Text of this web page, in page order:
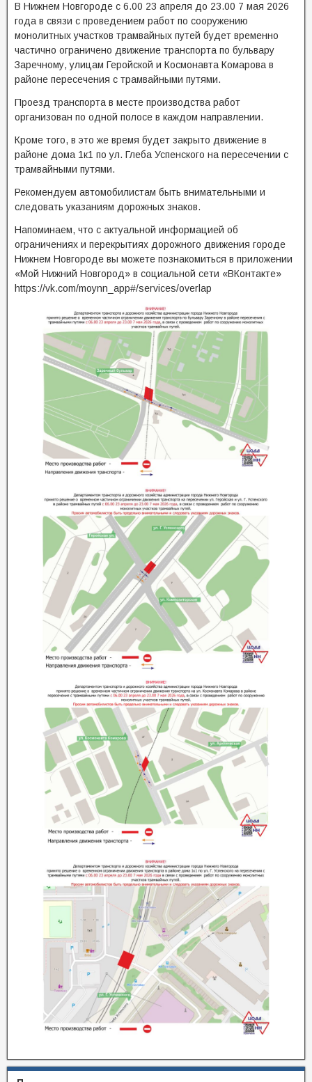
В Нижнем Новгороде с 6.00 23 апреля до 23.00 7 мая 2026
года в связи с проведением работ по сооружению
монолитных участков трамвайных путей будет временно
частично ограничено движение транспорта по бульвару
Заречному, улицам Геройской и Космонавта Комарова в
районе пересечения с трамвайными путями.
Проезд транспорта в месте производства работ
организован по одной полосе в каждом направлении.
Кроме того, в это же время будет закрыто движение в
районе дома 1к1 по ул. Глеба Успенского на пересечении с
трамвайными путями.
Рекомендуем автомобилистам быть внимательными и
следовать указаниям дорожных знаков.
Напоминаем, что с актуальной информацией об
ограничениях и перекрытиях дорожного движения городе
Нижнем Новгороде вы можете познакомиться в приложении
«Мой Нижний Новгород» в социальной сети «ВКонтакте»
https://vk.com/moynn_app#/services/overlap